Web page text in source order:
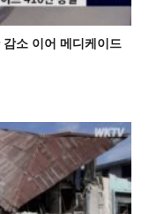
소 이어 메디케이드